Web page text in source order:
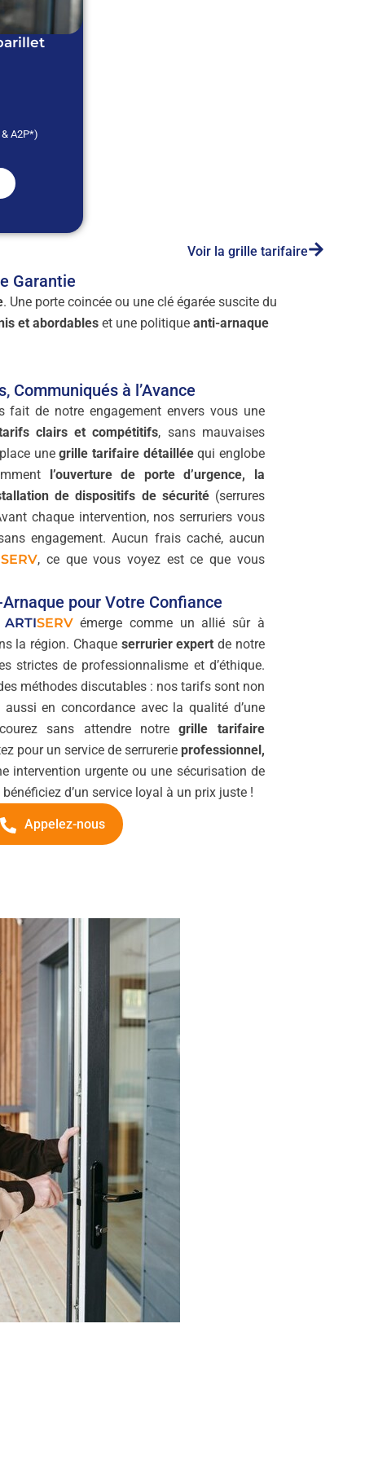
A2P*)
Voir la grille tarifaire
Garantie
. Une porte coincée ou une clé égarée suscite du
et abordableset une politique anti-arnaque
Communiqués à l’Avance
fait de notre engagement envers vous une
clairs et compétitifs, sans mauvaises
unegrille tarifaire détailléequi englobe
l’ouverture de porte d’urgence, la
de dispositifs de sécurité(serrures
chaque intervention, nos serruriers vous
engagement. Aucun frais caché, aucun
SERV, ce que vous voyez est ce que vous
pour Votre Confiance
ARTISERVémerge comme un allié sûr à
la région. Chaque serrurier expert de notre
strictes de professionnalisme et d’éthique.
méthodes discutables : nos tarifs sont non
en concordance avec la qualité d’une
sans attendre notregrille tarifaire
pour un service de serrurerie professionnel,
intervention urgente ou une sécurisation de
d’un service loyal à un prix juste !
Appelez-nous